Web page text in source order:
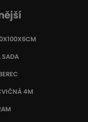
SADA
4M